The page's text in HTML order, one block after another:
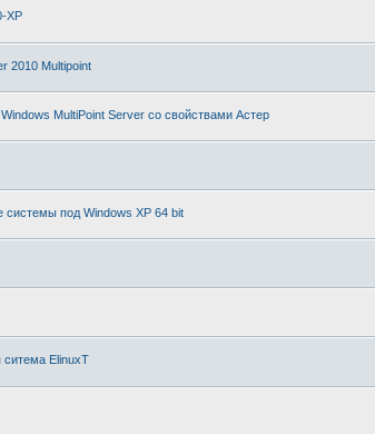
XP
2010 Multipoint
MultiPoint Server со свойствами Астер
системы под Windows XP 64 bit
ситема ElinuxT